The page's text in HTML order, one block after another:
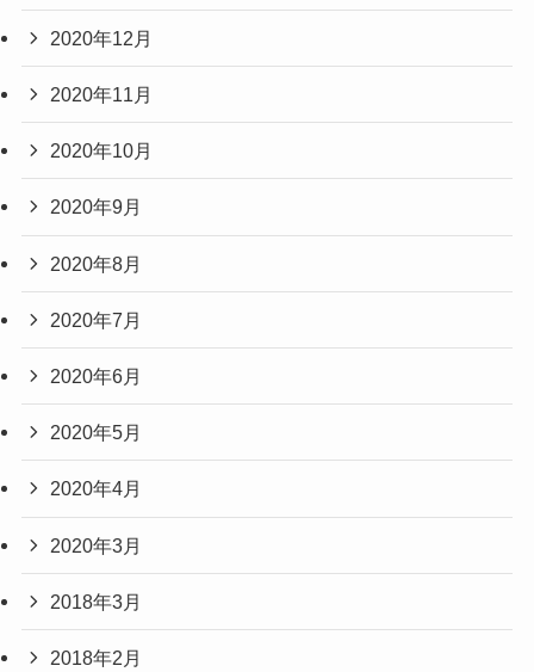
2020年12月
2020年11月
2020年10月
2020年9月
2020年8月
2020年7月
2020年6月
2020年5月
2020年4月
2020年3月
2018年3月
2018年2月